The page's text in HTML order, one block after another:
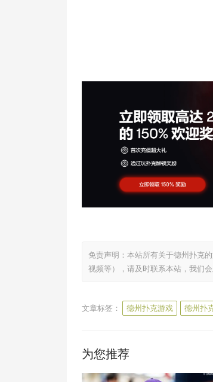
免责声明：本站所有关于德州扑克
视频等），请及时联系本站，我们
文章标签： 德州扑克游戏 德州扑
为您推荐